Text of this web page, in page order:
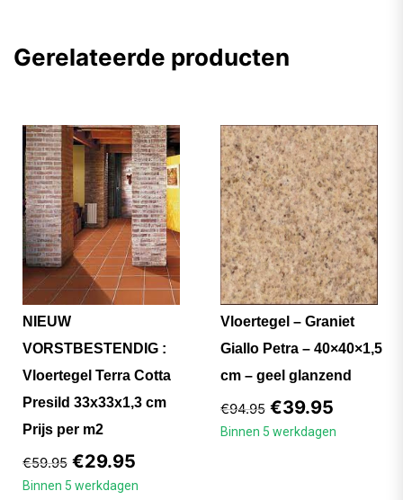
Gerelateerde producten
NIEUW
VORSTBESTENDIG :
Vloertegel Terra Cotta
Presild 33x33x1,3 cm
Prijs per m2
€59.95 €29.95
Binnen 5 werkdagen
Vloertegel – Graniet
Giallo Petra – 40×40×1,5
cm – geel glanzend
€94.95 €39.95
Binnen 5 werkdagen